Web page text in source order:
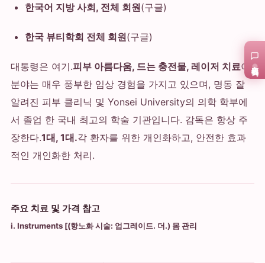
한국어 지방 사회, 전체 회원(구글)
한국 뷰티학회 전체 회원(구글)
대통령은 여기.피부 아름다움, 드는 충전물, 레이저 치료이
분야는 매우 풍부한 임상 경험을 가지고 있으며, 명동 잘
알려진 피부 클리닉 및 Yonsei University의 의학 학부에
서 졸업 한 국내 최고의 학술 기관입니다. 감독은 항상 주
장한다.1대, 1대.각 환자를 위한 개인화하고, 안전한 효과
적인 개인화한 처리.
주요 치료 및 가격 참고
i. Instruments [(항노화 시술: 업그레이드. 더.) 몸 관리